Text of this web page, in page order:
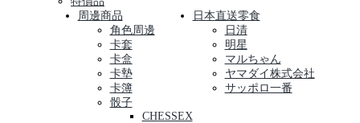
周邊商品
角色周邊
卡套
卡盒
卡墊
卡簿
骰子
CHESSEX
日本直送零食
日清
明星
マルちゃん
ヤマダイ株式会社
サッポロ一番